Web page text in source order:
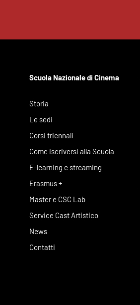
Scuola Nazionale di Cinema
Storia
Le sedi
Corsi triennali
Come iscriversi alla Scuola
E-learning e streaming
Erasmus +
Master e CSC Lab
Service Cast Artistico
News
Contatti